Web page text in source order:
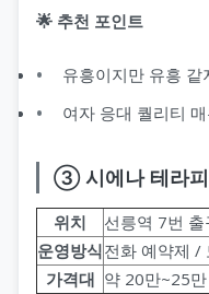
🌟 추천 포인트
유흥이지만 유흥
여자 응대 퀄리티
③ 시에나 테라피
위치
선릉역 7번
운영방식전화 예약제 /
가격대 약 20만~25만